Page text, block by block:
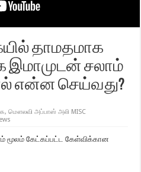
தாமதமாக
இமாமுடன் சலாம்
என்ன செய்வது?
,மௌலவி அப்பாஸ் அலி MISC
மூலம் கேட்கப்பட்ட கேள்விக்கான